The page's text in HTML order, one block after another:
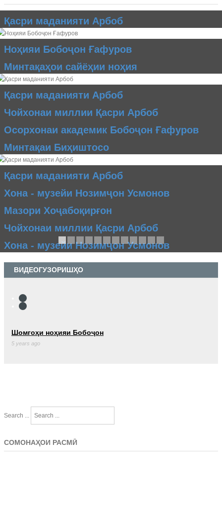
Қасри маданияти Арбоб
Ноҳияи Бобоҷон Ғафуров
Минтақаҳои сайёҳии ноҳия
Қасри маданияти Арбоб
Чойхонаи миллии Қасри Арбоб
Осорхонаи академик Бобоҷон Ғафуров
Минтақаи Биҳиштосо
Қасри маданияти Арбоб
Хона - музейи Нозимҷон Усмонов
Мазори Хоҷабоқирғон
Чойхонаи миллии Қасри Арбоб
Хона - музейи Нозимҷон Усмонов
ВИДЕОГУЗОРИШҲО
Шомгоҳи ноҳияи Бобоҷон
5 years ago
Search ...
СОМОНАҲОИ РАСМӢ